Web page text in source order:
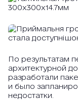
По результатам
архитектурной
разработали
и было
недостатки.